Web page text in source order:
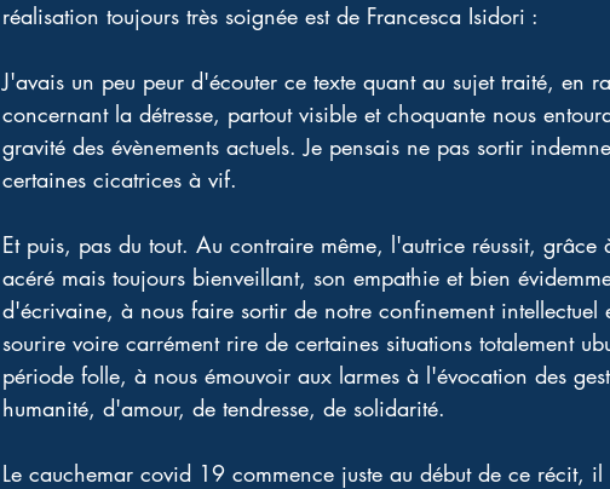
réalisation toujours très soignée est de Francesca Isidori :
J'avais un peu peur d'écouter ce texte quant au sujet traité, en
concernant la détresse, partout visible et choquante nous
gravité des évènements actuels. Je pensais ne pas sortir
certaines cicatrices à vif.
Et puis, pas du tout. Au contraire même, l'autrice réussit, grâce
acéré mais toujours bienveillant, son empathie et bien
d'écrivaine, à nous faire sortir de notre confinement
sourire voire carrément rire de certaines situations totalement
période folle, à nous émouvoir aux larmes à l'évocation des
humanité, d'amour, de tendresse, de solidarité.
Le cauchemar covid 19 commence juste au début de ce récit,